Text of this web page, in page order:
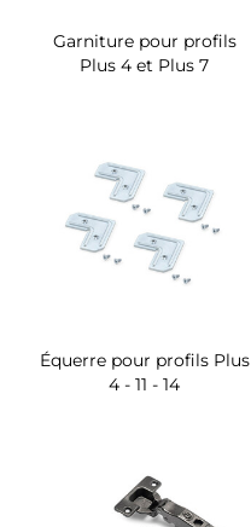
Garniture pour profils
Plus 4 et Plus 7
Équerre pour profils Plus
4 - 11 - 14